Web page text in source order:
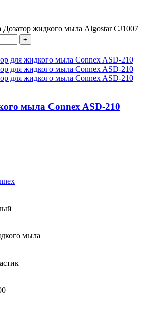
Дозатор жидкого мыла Algostar CJ1007
мыла Connex ASD-210
мыла